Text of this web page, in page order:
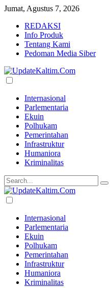
Jumat, Agustus 7, 2026
REDAKSI
Info Produk
Tentang Kami
Pedoman Media Siber
Internasional
Parlementaria
Ekuin
Polhukam
Pemerintahan
Infrastruktur
Humaniora
Kriminalitas
Internasional
Parlementaria
Ekuin
Polhukam
Pemerintahan
Infrastruktur
Humaniora
Kriminalitas